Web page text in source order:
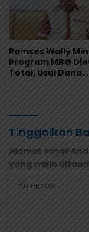
Ramses Wally
Program MBG
Total, Usul Dana
Tinggalkan
Alamat email
yang wajib